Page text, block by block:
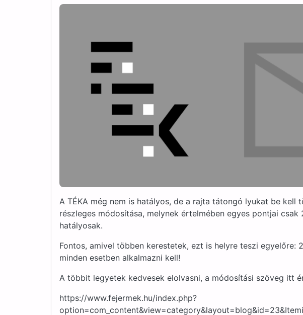
A TÉKA még nem is hatályos, de a rajta tátongó lyukat be kell
részleges módosítása, melynek értelmében egyes pontjai csak
hatályosak.
Fontos, amivel többen kerestetek, ezt is helyre teszi egyelőre:
minden esetben alkalmazni kell!
A többit legyetek kedvesek elolvasni, a módosítási szöveg itt
https://www.fejermek.hu/index.php?